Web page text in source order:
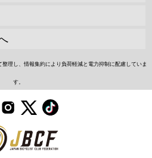
理し、情報集約により負荷軽減と電力抑制に配慮していま
す。